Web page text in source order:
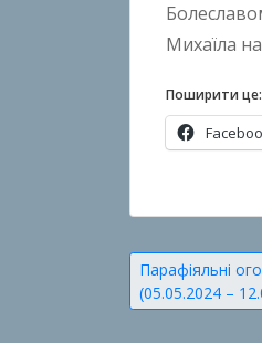
Михаїла
Поширити це:
п
у
б
л
записів
Парафіяльні
(05.05.2024 –